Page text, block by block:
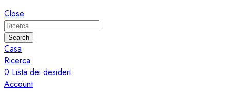
Close
Search
Casa
Ricerca
0 Lista dei desideri
Account